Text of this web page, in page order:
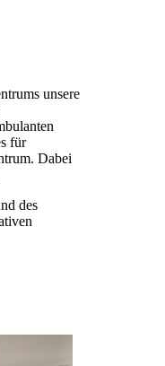
unsere
für
Dabei
des